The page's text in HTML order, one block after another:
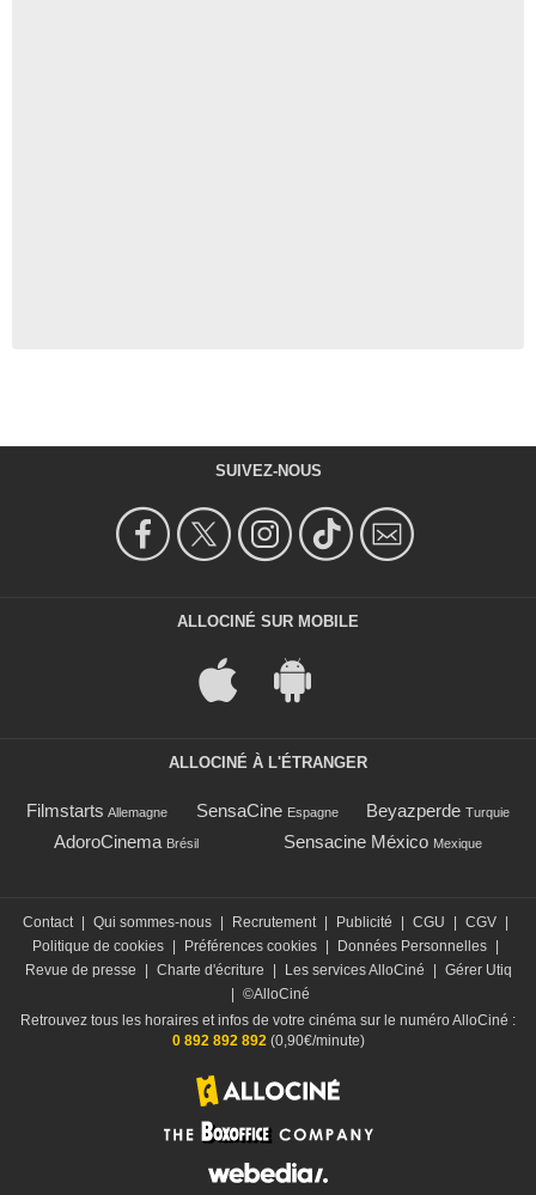
SUIVEZ-NOUS
ALLOCINÉ SUR MOBILE
ALLOCINÉ À L'ÉTRANGER
Filmstarts Allemagne SensaCine Espagne Beyazperde Turquie
AdoroCinema Brésil Sensacine México Mexique
Contact Qui sommes-nous Recrutement Publicité CGU CGV
Politique de cookies
Préférences cookies Données Personnelles
Revue de presse
Charte d'écriture Les services AlloCiné
Gérer Utiq
©AlloCiné
Retrouvez tous les horaires et infos de votre cinéma sur le numéro AlloCiné :
0 892 892 892(0,90€/minute)